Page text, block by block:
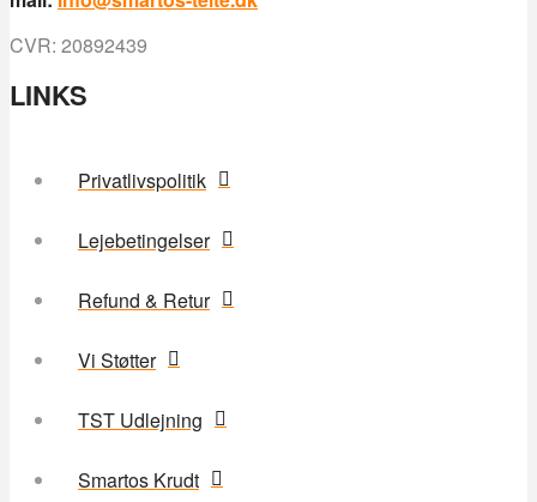
CVR: 20892439
LINKS
Privatlivspolitik
Lejebetingelser
Refund & Retur
Vi Støtter
TST Udlejning
Smartos Krudt